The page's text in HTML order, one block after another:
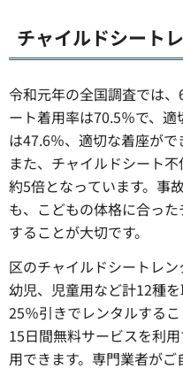
チャイルドシート
令和元年の全国調査では
ート着用率は70.5％で、
は47.6％、適切な着座がで
また、チャイルドシート
約5倍となっています。事
も、こどもの体格に合っ
することが大切です。
区のチャイルドシートレン
幼児、児童用など計12種
25％引きでレンタルする
15日間無料サービスを利
用できます。専門業者が